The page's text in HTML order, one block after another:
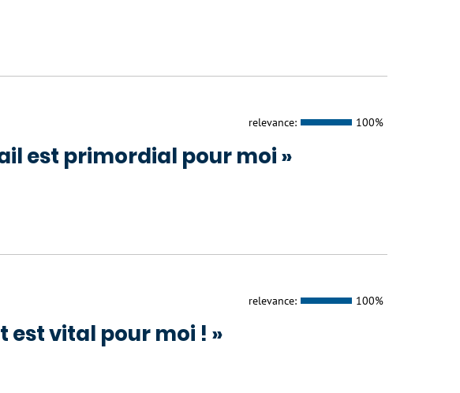
relevance: 100%
est primordial pour moi »
relevance: 100%
est vital pour moi ! »